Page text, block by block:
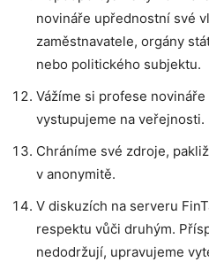
novináře upřednostní své
zaměstnavatele, orgány
nebo politického subjektu.
Vážíme si profese
vystupujeme na veřejnosti.
Chráníme své zdroje,
v anonymitě.
V diskuzích na serveru
respektu vůči druhým.
nedodržují, upravujeme